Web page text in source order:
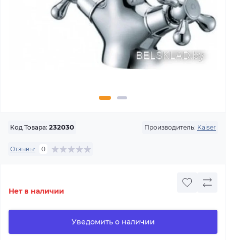
Код Товара: 232030 Производитель: Kaiser
Отзывы: 0
Нет в наличии
Уведомить о наличии